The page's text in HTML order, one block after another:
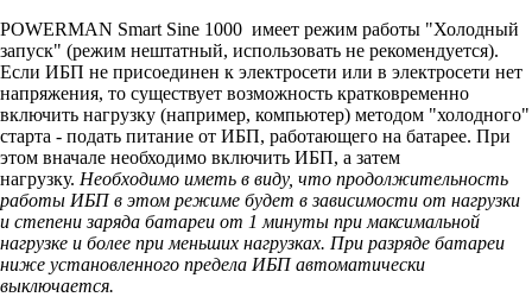
POWERMAN Smart Sine 1000 имеет режим работы "Холодный
запуск" (режим нештатный, использовать не рекомендуется).
Если ИБП не присоединен к электросети или в электросети нет
напряжения, то существует возможность кратковременно
включить нагрузку (например, компьютер) методом "холодного"
старта - подать питание от ИБП, работающего на батарее. При
этом вначале необходимо включить ИБП, а затем
нагрузку. Необходимо иметь в виду, что продолжительность
работы ИБП в этом режиме будет в зависимости от нагрузки
и степени заряда батареи от 1 минуты при максимальной
нагрузке и более при меньших нагрузках. При разряде батареи
ниже установленного предела ИБП автоматически
выключается.